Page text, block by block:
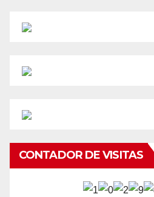
CONTADOR DE VISITAS